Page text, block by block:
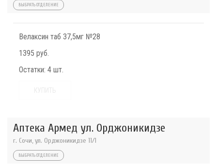
ВЫБРАТЬ ОТДЕЛЕНИЕ
Велаксин таб 37,5мг №28
1395 руб.
Остатки: 4 шт.
Аптека Армед ул. Орджоникидзе
г. Сочи, ул. Орджоникидзе 11/1
ВЫБРАТЬ ОТДЕЛЕНИЕ